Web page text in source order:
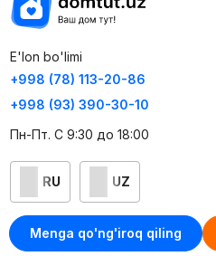
Menga qo'ng'iroq qiling
E'lon bo'limi
+998 (78) 113-20-86
+998 (93) 390-30-10
Пн-Пт. С 9:30 до 18:00
RU UZ
Kontaktlar